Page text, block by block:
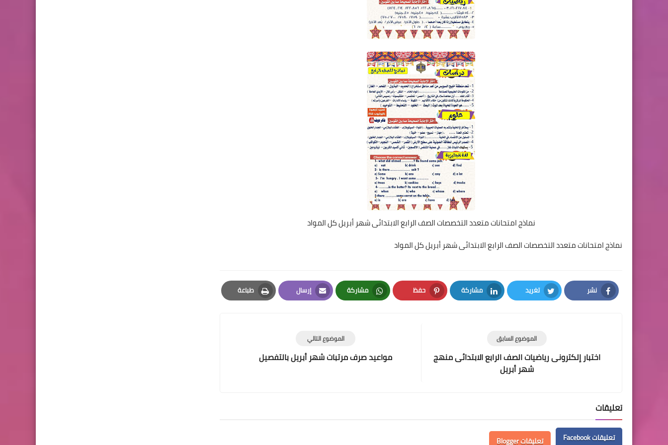
نماذج امتحانات متعدد التخصصات الصف الرابع الابتدائى شهر أبريل كل المواد
نماذج امتحانات متعدد التخصصات الصف الرابع الابتدائى شهر أبريل كل المواد
نشر
Facebook
تغريد
Twitter
مشاركة
LinkedIn
حفظ
Pinterest
مشاركة
Whatsapp
إرسال
Email
طباعة
Print
الموضوع التالي
مواعيد صرف مرتبات شهر أبريل بالتفصيل
الموضوع السابق
اختبار إلكترونى رياضيات الصف الرابع الابتدائى منهج
شهر أبريل
تعليقات
تعليقات Facebook تعليقات Blogger